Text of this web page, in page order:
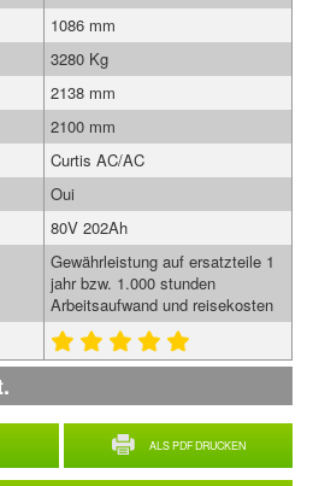
ALS PDF DRUCKEN
1086 mm
3280 Kg
2138 mm
2100 mm
Curtis AC/AC
Oui
80V 202Ah
Gewährleistung auf ersatzteile 1
jahr bzw. 1.000 stunden
Arbeitsaufwand und reisekosten